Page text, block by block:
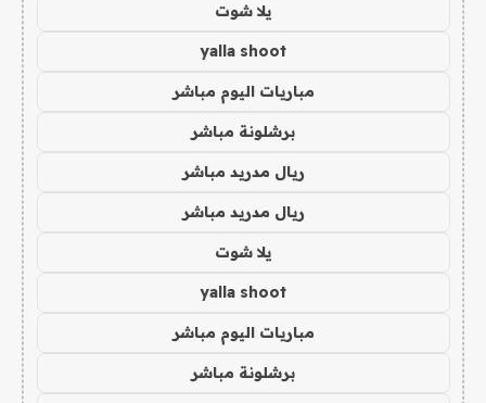
يلا شوت
yalla shoot
مباريات اليوم مباشر
برشلونة مباشر
ريال مدريد مباشر
ريال مدريد مباشر
يلا شوت
yalla shoot
مباريات اليوم مباشر
برشلونة مباشر